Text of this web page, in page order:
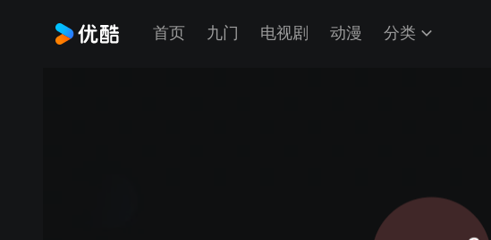
首页 九门 电视剧 动漫 分类